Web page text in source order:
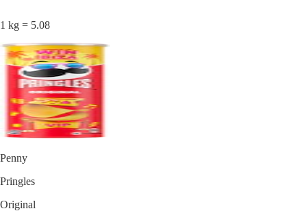
1 kg = 5.08
Penny
Pringles
Original